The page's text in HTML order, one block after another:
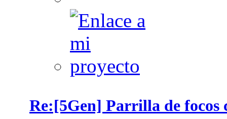
Re:[5Gen] Parrilla de focos